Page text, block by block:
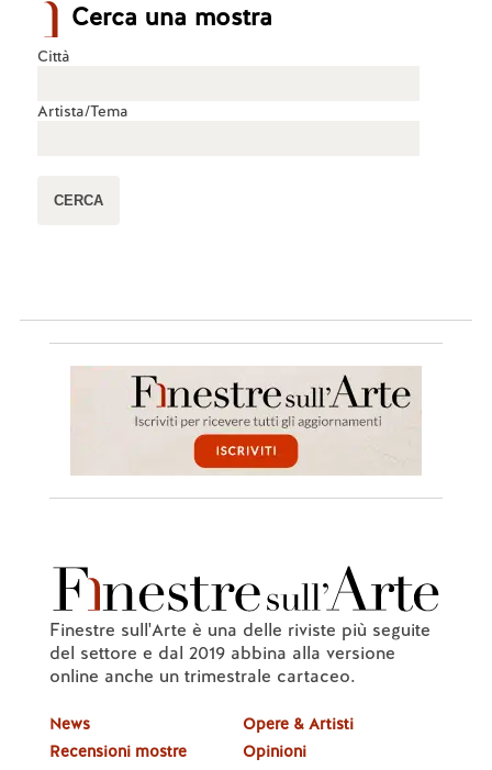
Cerca una mostra
Città
Artista/Tema
Finestre sull'Arte è una delle riviste più seguite
del settore e dal 2019 abbina alla versione
online anche un trimestrale cartaceo.
News
Recensioni mostre
Opere & Artisti
Opinioni